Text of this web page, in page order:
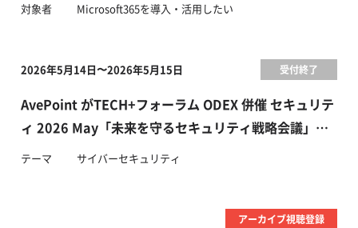
対象者
Microsoft365を導入・活用したい
2026年5月14日〜2026年5月15日 受付終了
AvePoint がTECH+フォーラム ODEX 併催 セキュリテ
ィ 2026 May「未来を守るセキュリティ戦略会議」に
登壇いたします
テーマ サイバーセキュリティ
アーカイブ視聴登録